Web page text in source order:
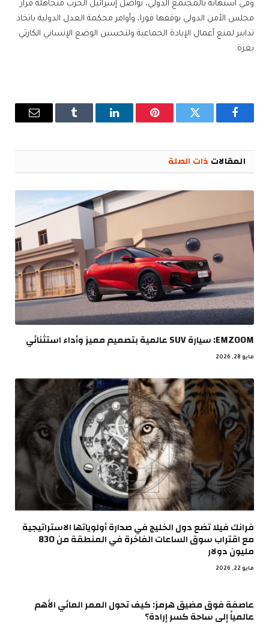
وفي استهانة بالمجتمع الدولي، تواصل إسرائيل الحرب متجاهلة قرار
مجلس الأمن الدولي بوقفها فورا، وأوامر محكمة العدل الدولية باتخاذ
تدابير لمنع أعمال الإبادة الجماعية ولتحسين الوضع الإنساني الكارثي
بغزة.
فيسبوك تويتر بينتيريستلينكدإن Tumblr
البريد
المقالات ذات الصلة
EMZOOM: سيارة SUV عالمية بتصميم مميز وأداء استثنائي
مايو 28, 2026
فرانك فيلا تضع دول الخليج في صدارة أولوياتها الاستراتيجية
مع اقتراب سوق الساعات الفاخرة في المنطقة من 830
مليون دولار
مايو 22, 2026
عاصفة فوق مضيق هرمز: كيف تحول الممر المائي الأهم
عالمياً إلى ساحة كسر إرادة؟